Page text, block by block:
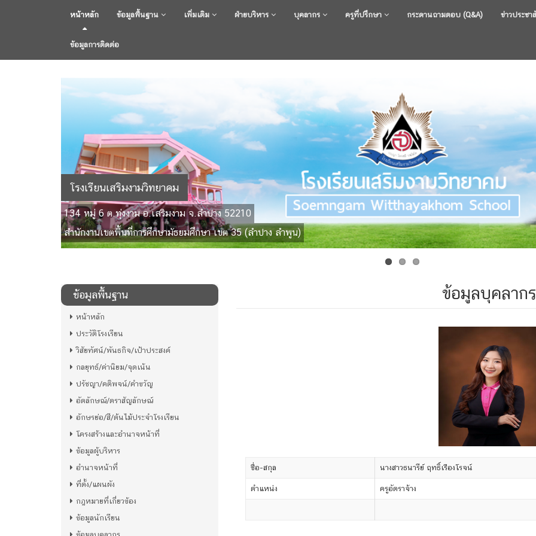
หน้าหลัก ข้อมูลพื้นฐาน เพิ่มเติม ฝ่ายบริหาร บุคลากร ครูที่ปรึกษา กระดานถามตอบ (Q&A) ข่าวประช
ข้อมูลการติดต่อ
โรงเรียนเสริมงามวิทยาคม
134 หมู่ 6 ต.ทุ่งงาม อ.เสริมงาม จ.ลำปาง 52210
สำนักงานเขตพื้นที่การศึกษามัธยมศึกษา เขต 35 (ลำปาง ลำพูน)
ข้อมูลพื้นฐาน
หน้าหลัก
ประวัติโรงเรียน
วิสัยทัศน์/พันธกิจ/เป้าประสงค์
กลยุทธ์/ค่านิยม/จุดเน้น
ปรัชญา/คติพจน์/คำขวัญ
อัตลักษณ์/ตราสัญลักษณ์
อักษรย่อ/สี/ต้นไม้ประจำโรงเรียน
โครงสร้างและอำนาจหน้าที่
ข้อมูลผู้บริหาร
อำนาจหน้าที่
ที่ตั้ง/แผนผัง
กฎหมายที่เกี่ยวข้อง
ข้อมูลนักเรียน
ข้อมูลบุคลาก
ชื่อ-สกุล นางสาวธนารีย์ ฤทธิ์เรืองโรจน์
ตำแหน่ง ครูอัตราจ้าง